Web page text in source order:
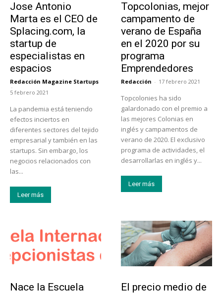
Jose Antonio
Marta es el CEO de
Splacing.com, la
startup de
especialistas en
espacios
Redacción Magazine Startups
-
5 febrero 2021
La pandemia está teniendo
efectos inciertos en
diferentes sectores del tejido
empresarial y también en las
startups. Sin embargo, los
negocios relacionados con
las...
Leer más
Topcolonias, mejor
campamento de
verano de España
en el 2020 por su
programa
Emprendedores
Redacción - 17 febrero 2021
Topcolonies ha sido
galardonado con el premio a
las mejores Colonias en
inglés y campamentos de
verano de 2020. El exclusivo
programa de actividades, el
desarrollarlas en inglés y...
Leer más
Nace la Escuela El precio medio de